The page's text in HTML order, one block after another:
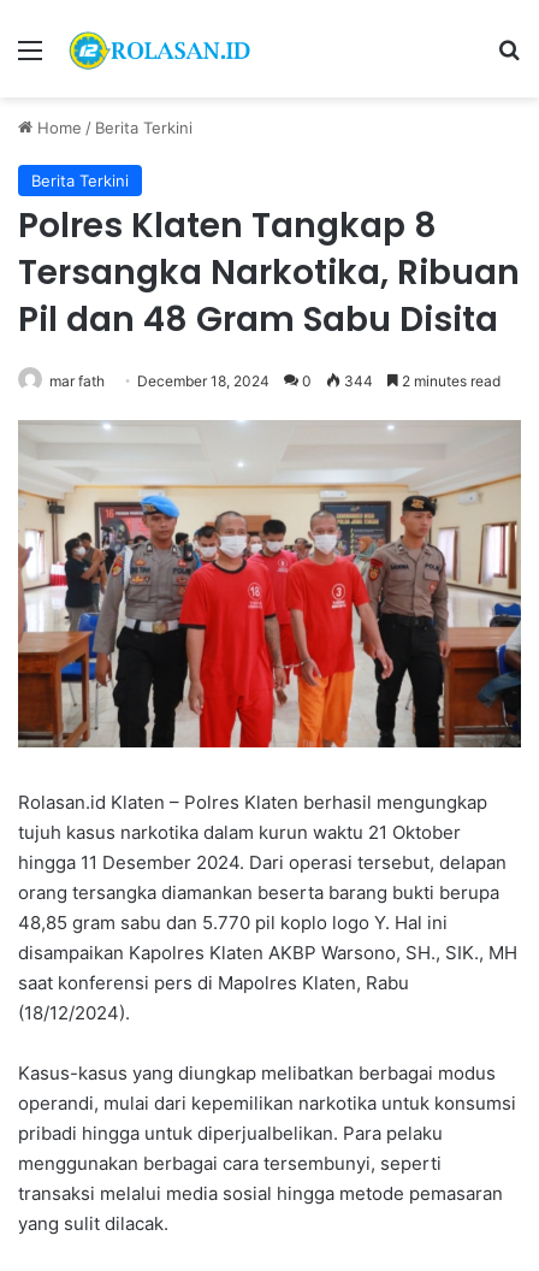
Menu
Home / Berita Terkini
Berita Terkini
Polres Klaten Tangkap 8
Tersangka Narkotika, Ribuan
Pil dan 48 Gram Sabu Disita
mar fath December 18, 2024 0 344 2 minutes read
Rolasan.id Klaten – Polres Klaten berhasil mengungkap
tujuh kasus narkotika dalam kurun waktu 21 Oktober
hingga 11 Desember 2024. Dari operasi tersebut, delapan
orang tersangka diamankan beserta barang bukti berupa
48,85 gram sabu dan 5.770 pil koplo logo Y. Hal ini
disampaikan Kapolres Klaten AKBP Warsono, SH., SIK., MH
saat konferensi pers di Mapolres Klaten, Rabu
(18/12/2024).
Kasus-kasus yang diungkap melibatkan berbagai modus
operandi, mulai dari kepemilikan narkotika untuk konsumsi
pribadi hingga untuk diperjualbelikan. Para pelaku
menggunakan berbagai cara tersembunyi, seperti
transaksi melalui media sosial hingga metode pemasaran
yang sulit dilacak.